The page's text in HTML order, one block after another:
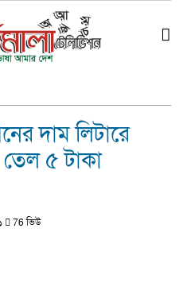
দাম লিটারে
৫ টাকা
76 ভিউ